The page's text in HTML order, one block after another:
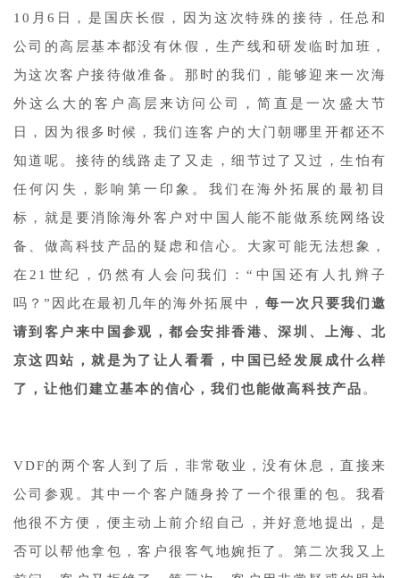
10月6日，是国庆长假，因为这次特殊的接待，任总和
公司的高层基本都没有休假，生产线和研发临时加班，
为这次客户接待做准备。那时的我们，能够迎来一次海
外这么大的客户高层来访问公司，简直是一次盛大节
日，因为很多时候，我们连客户的大门朝哪里开都还不
知道呢。接待的线路走了又走，细节过了又过，生怕有
任何闪失，影响第一印象。我们在海外拓展的最初目
标，就是要消除海外客户对中国人能不能做系统网络设
备、做高科技产品的疑虑和信心。大家可能无法想象，
在21世纪，仍然有人会问我们：“中国还有人扎辫子
吗？”因此在最初几年的海外拓展中， 每一次只要我们邀
请到客户来中国参观，都会安排香港、深圳、上海、北
京这四站，就是为了让人看看，中国已经发展成什么样
了，让他们建立基本的信心，我们也能做高科技产品 。
VDF的两个客人到了后，非常敬业，没有休息，直接来
公司参观。其中一个客户随身拎了一个很重的包。我看
他很不方便，便主动上前介绍自己，并好意地提出，是
否可以帮他拿包，客户很客气地婉拒了。第二次我又上